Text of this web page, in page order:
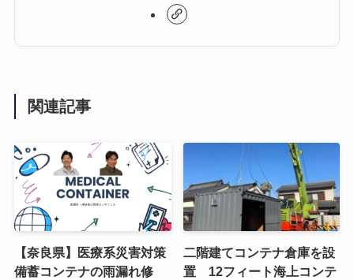
関連記事
【奈良県】医療系災害対策
備蓄コンテナの雨漏れ修
二階建てコンテナ倉庫を設
置 12フィート海上コンテ